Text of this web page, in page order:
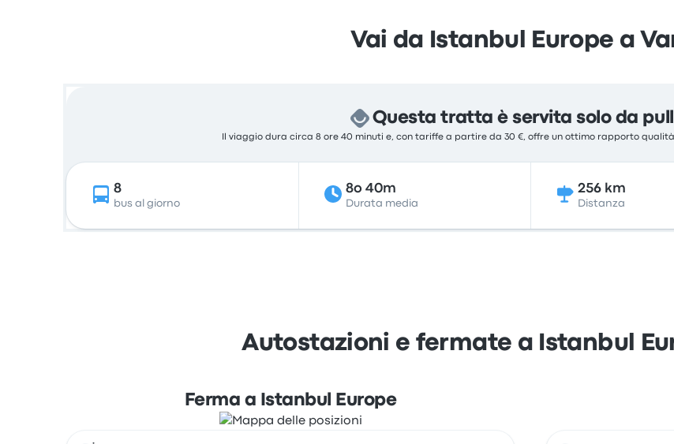
Vai da Istanbul Europe a
Questa tratta è servita solo da
Il viaggio dura circa 8 ore 40 minuti e, con tariffe a partire da 30 €, offre un ottimo rapporto
8
bus al giorno
8o 40m
Durata media
256 km
Distanza
Autostazioni e fermate a Istanbul
Ferma a Istanbul Europe